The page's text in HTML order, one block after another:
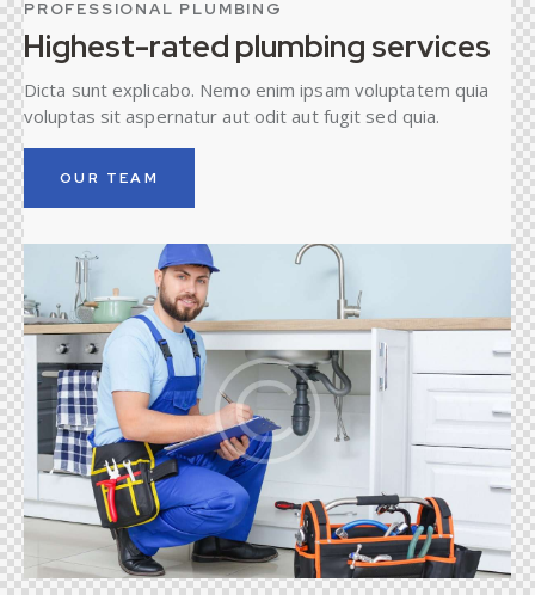
PROFESSIONAL PLUMBING
Highest-rated plumbing services
Dicta sunt explicabo. Nemo enim ipsam voluptatem quia
voluptas sit aspernatur aut odit aut fugit sed quia.
OUR TEAM